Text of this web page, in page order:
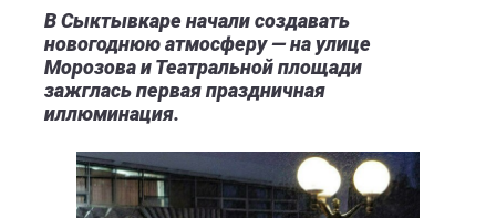
В Сыктывкаре начали создавать
новогоднюю атмосферу — на улице
Морозова и Театральной площади
зажглась первая праздничная
иллюминация.